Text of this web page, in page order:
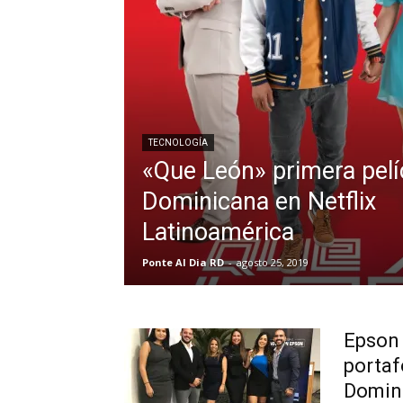
TECNOLOGÍA
«Que León» primera
Dominicana en Netflix
Latinoamérica
Ponte Al Dia RD - agosto 25, 2019